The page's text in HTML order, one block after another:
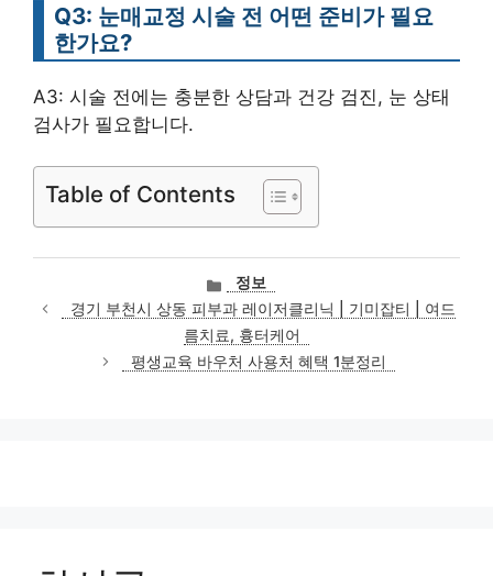
Q3: 눈매교정 시술 전 어떤 준비가 필요
한가요?
A3: 시술 전에는 충분한 상담과 건강 검진, 눈 상태
검사가 필요합니다.
Table of Contents
카
테
고
리
정보
경기 부천시 상동 피부과 레이저클리닉 | 기미잡티 | 여드
름치료, 흉터케어
평생교육 바우처 사용처 혜택 1분정리